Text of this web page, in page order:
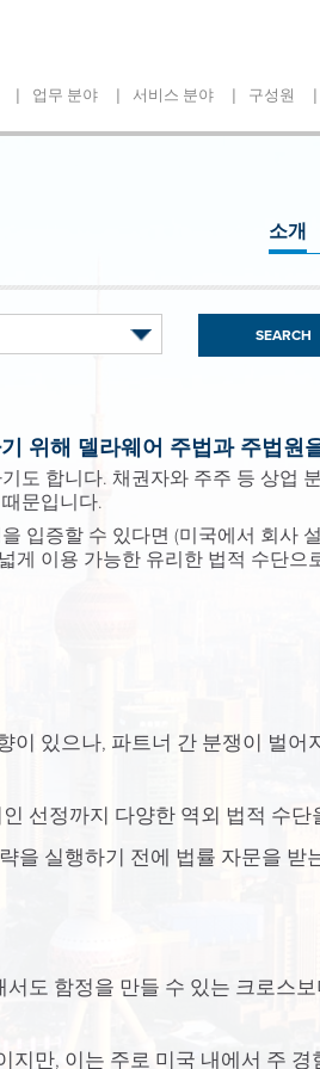
| 업무 분야 | 서비스 분야 | 구성원 |
소개
위해 델라웨어 주법과 주법원
도 합니다. 채권자와 주주 등 상업
문입니다.
입증할 수 있다면 (미국에서 회사
게 이용 가능한 유리한 법적 수단으
이 있으나, 파트너 간 분쟁이 벌어
선정까지 다양한 역외 법적 수단
을 실행하기 전에 법률 자문을 받
도 함정을 만들 수 있는 크로스
만, 이는 주로 미국 내에서 주 경